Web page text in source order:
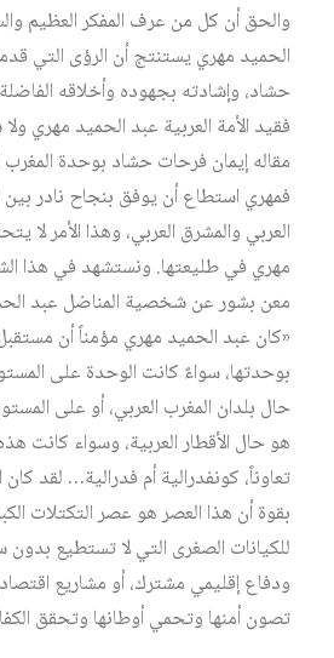
والحق أن كل من عرف المفكر العظيم
الحميد مهري يستنتج أن الرؤى التي
حشاد، وإشادته بجهوده وأخلاقه
فقيد الأمة العربية عبد الحميد مهري
مقاله إيمان فرحات حشاد بوحدة المغرب
فمهري استطاع أن يوفق بنجاح نادر بين
العربي والمشرق العربي، وهذا الأمر لا
مهري في طليعتها. ونستشهد في هذا
معن بشور عن شخصية المناضل عبد
«كان عبد الحميد مهري مؤمناً أن
بوحدتها، سواءٌ كانت الوحدة على
حال بلدان المغرب العربي، أو على
هو حال الأقطار العربية، وسواء كانت
تعاوناً، كونفدرالية أم فدرالية… لقد
بقوة أن هذا العصر هو عصر التكتلات
للكيانات الصغرى التي لا تستطيع
ودفاع إقليمي مشترك، أو مشاريع
تصون أمنها وتحمي أوطانها وتحقق